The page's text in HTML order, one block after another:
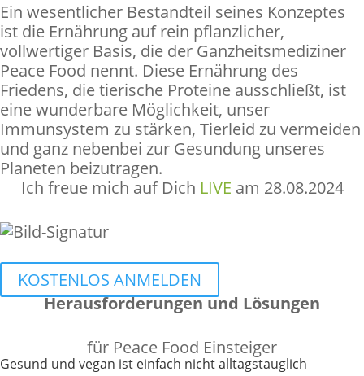
Ein wesentlicher Bestandteil seines Konzeptes
ist die Ernährung auf rein pflanzlicher,
vollwertiger Basis, die der Ganzheitsmediziner
Peace Food nennt. Diese Ernährung des
Friedens, die tierische Proteine ausschließt, ist
eine wunderbare Möglichkeit, unser
Immunsystem zu stärken, Tierleid zu vermeiden
und ganz nebenbei zur Gesundung unseres
Planeten beizutragen.
Ich freue mich auf Dich LIVE am 28.08.2024
KOSTENLOS ANMELDEN
Herausforderungen und Lösungen
für Peace Food Einsteiger
Gesund und vegan ist einfach nicht alltagstauglich